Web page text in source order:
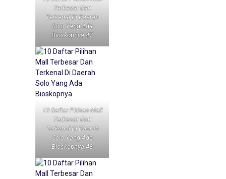
Terbesar Dan
Terkenal Di Daerah
Solo Yang Ada
Bioskopnya 47
10 Daftar Pilihan Mall
Terbesar Dan
Terkenal Di Daerah
Solo Yang Ada
Bioskopnya 48